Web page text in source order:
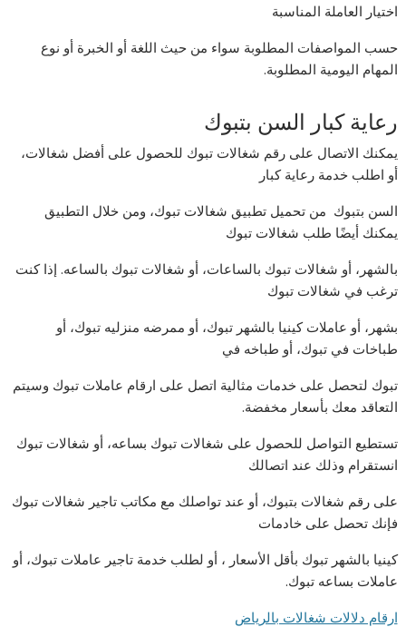
اختيار العاملة المناسبة
حسب المواصفات المطلوبة سواء من حيث اللغة أو الخبرة أو نوع
المهام اليومية المطلوبة.
رعاية كبار السن بتبوك
يمكنك الاتصال على رقم شغالات تبوك للحصول على أفضل شغالات،
أو اطلب خدمة رعاية كبار
السن بتبوك من تحميل تطبيق شغالات تبوك، ومن خلال التطبيق
يمكنك أيضًا طلب شغالات تبوك
بالشهر، أو شغالات تبوك بالساعات، أو شغالات تبوك بالساعه. إذا كنت
ترغب في شغالات تبوك
بشهر، أو عاملات كينيا بالشهر تبوك، أو ممرضه منزليه تبوك، أو
طباخات في تبوك، أو طباخه في
تبوك لتحصل على خدمات مثالية اتصل على ارقام عاملات تبوك وسيتم
التعاقد معك بأسعار مخفضة.
تستطيع التواصل للحصول على شغالات تبوك بساعه، أو شغالات تبوك
انستقرام وذلك عند اتصالك
على رقم شغالات بتبوك، أو عند تواصلك مع مكاتب تاجير شغالات تبوك
فإنك تحصل على خادمات
كينيا بالشهر تبوك بأقل الأسعار ، أو لطلب خدمة تاجير عاملات تبوك، أو
عاملات بساعه تبوك.
ارقام دلالات شغالات بالرياض